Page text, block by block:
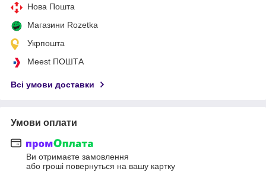
Нова Пошта
Магазини Rozetka
Укрпошта
Meest ПОШТА
Всі умови доставки
Умови оплати
Ви отримаєте замовлення
або гроші повернуться на вашу картку